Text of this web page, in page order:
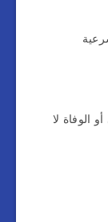
الوفاة لا